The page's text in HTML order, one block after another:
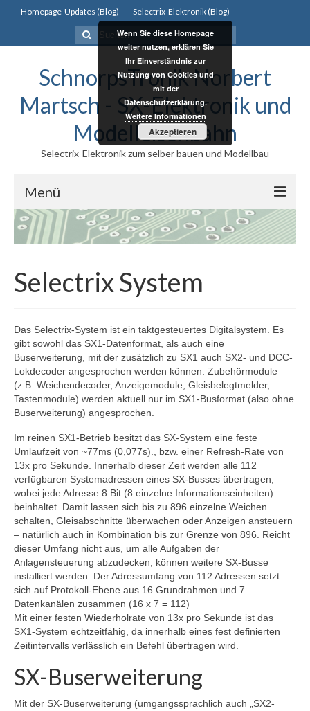
Homepage-Updates (Blog) Selectrix-Elektronik (Blog)
Suchen
nach:
SchnorpsTronik Norbert
Martsch - SX-Elektronik und
Modelleisenbahn
Selectrix-Elektronik zum selber bauen und Modellbau
Menü
Selectrix
Selectrix System
Selectrix und RJ45-Netzwerkkabel
SX-News-Blog
ST-Train Handbuch zum Download
Berater“
Selectrix-Elektronik
Selectrix-Elektronik
Anzeigemodul V1
Gleisbelegtmelder V3
Funktionsdecoder V2
Licht-Funktionsdecoder V1
Programmiergleisautomatik V1
Programmiermaus V2
Relaiserweiterung V3
Selectrix System
Das Selectrix-System ist ein taktgesteuertes Digitalsystem. Es
gibt sowohl das SX1-Datenformat, als auch eine
Buserweiterung, mit der zusätzlich zu SX1 auch SX2- und DCC-
Lokdecoder angesprochen werden können. Zubehörmodule
(z.B. Weichendecoder, Anzeigemodule, Gleisbelegtmelder,
Tastenmodule) werden aktuell nur im SX1-Busformat (also ohne
Buserweiterung) angesprochen.
Im reinen SX1-Betrieb besitzt das SX-System eine feste
Umlaufzeit von ~77ms (0,077s)., bzw. einer Refresh-Rate von
13x pro Sekunde. Innerhalb dieser Zeit werden alle 112
verfügbaren Systemadressen eines SX-Busses übertragen,
wobei jede Adresse 8 Bit (8 einzelne Informationseinheiten)
beinhaltet. Damit lassen sich bis zu 896 einzelne Weichen
schalten, Gleisabschnitte überwachen oder Anzeigen ansteuern
– natürlich auch in Kombination bis zur Grenze von 896. Reicht
dieser Umfang nicht aus, um alle Aufgaben der
Anlagensteuerung abzudecken, können weitere SX-Busse
installiert werden. Der Adressumfang von 112 Adressen setzt
sich auf Protokoll-Ebene aus 16 Grundrahmen und 7
Datenkanälen zusammen (16 x 7 = 112)
Mit einer festen Wiederholrate von 13x pro Sekunde ist das
SX1-System echtzeitfähig, da innerhalb eines fest definierten
Zeitintervalls verlässlich ein Befehl übertragen wird.
SX-Buserweiterung
Mit der SX-Buserweiterung (umgangssprachlich auch „SX2-
Wenn Sie diese Homepage
weiter nutzen, erklären Sie
Ihr Einverständnis zur
Nutzung von Cookies und
mit der
Datenschutzerklärung.
Weitere Informationen
Akzeptieren